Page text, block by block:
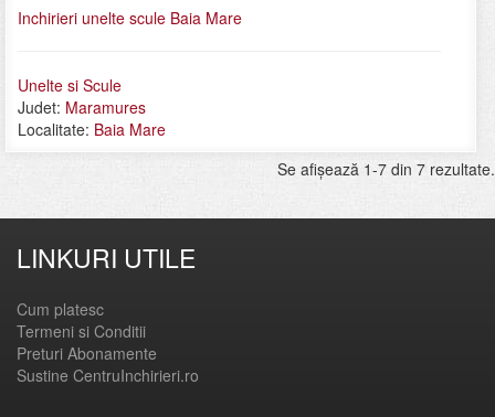
Inchirieri unelte scule Baia Mare
Unelte si Scule
Judet: Maramures
Localitate: Baia Mare
Se afişează 1-7 din 7 rezultate.
LINKURI UTILE
Cum platesc
Termeni si Conditii
Preturi Abonamente
Sustine CentruInchirieri.ro